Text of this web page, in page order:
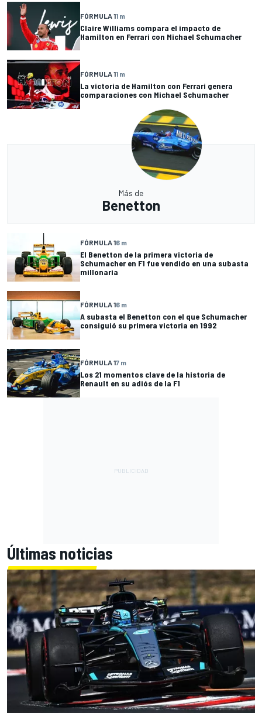
FÓRMULA 11 m
Claire Williams compara el impacto de
Hamilton en Ferrari con Michael Schumacher
FÓRMULA 11 m
La victoria de Hamilton con Ferrari genera
comparaciones con Michael Schumacher
Más de
Benetton
FÓRMULA 16 m
El Benetton de la primera victoria de
Schumacher en F1 fue vendido en una subasta
millonaria
FÓRMULA 16 m
A subasta el Benetton con el que Schumacher
consiguió su primera victoria en 1992
FÓRMULA 17 m
Los 21 momentos clave de la historia de
Renault en su adiós de la F1
Últimas noticias